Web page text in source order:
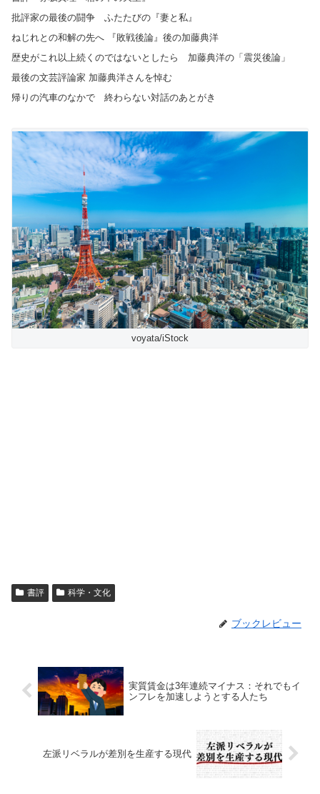
批評家の最後の闘争 ふたたびの『妻と私』
ねじれとの和解の先へ 『敗戦後論』後の加藤典洋
歴史がこれ以上続くのではないとしたら 加藤典洋の「震災後論」
最後の文芸評論家 加藤典洋さんを悼む
帰りの汽車のなかで 終わらない対話のあとがき
voyata/iStock
書評 科学・文化
ブックレビュー
実質賃金は3年連続マイナス：それでもイ
ンフレを加速しようとする人たち
左派リベラルが差別を生産する現代